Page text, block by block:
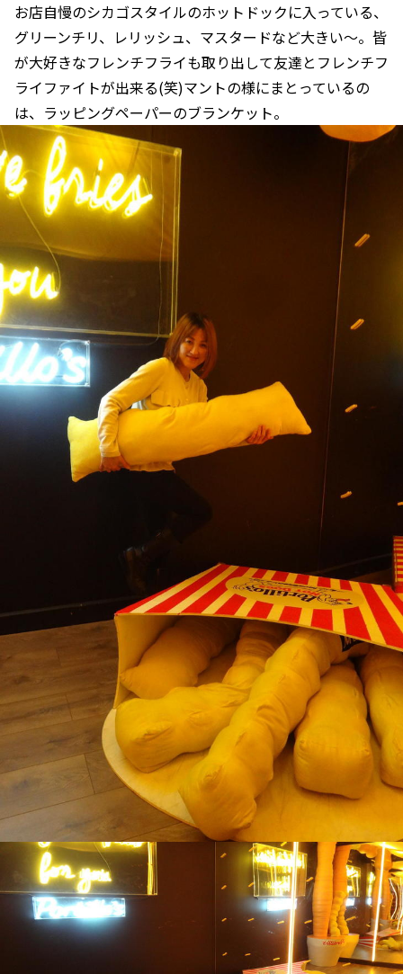
お店自慢のシカゴスタイルのホットドックに入っている、
グリーンチリ、レリッシュ、マスタードなど大きい～。皆
が大好きなフレンチフライも取り出して友達とフレンチフ
ライファイトが出来る(笑)マントの様にまとっているの
は、ラッピングペーパーのブランケット。